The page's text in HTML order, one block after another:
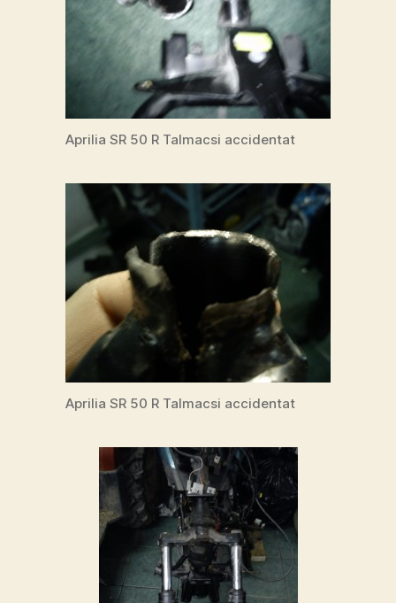
Aprilia SR 50 R Talmacsi accidentat
Aprilia SR 50 R Talmacsi accidentat